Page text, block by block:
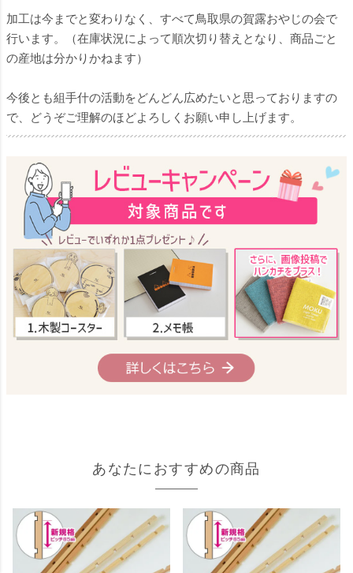
加工は今までと変わりなく、すべて鳥取県の賀露おやじの会で
行います。（在庫状況によって順次切り替えとなり、商品ごと
の産地は分かりかねます）
今後とも組手什の活動をどんどん広めたいと思っておりますの
で、どうぞご理解のほどよろしくお願い申し上げます。
あなたにおすすめの商品